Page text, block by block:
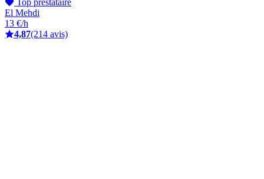
El Mehdi
13 €/h
4,87(214 avis)